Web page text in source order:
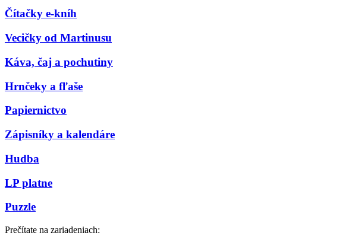
Čítačky e-kníh
Vecičky od Martinusu
Káva, čaj a pochutiny
Hrnčeky a fľaše
Papiernictvo
Zápisníky a kalendáre
Hudba
LP platne
Puzzle
Prečítate na zariadeniach: